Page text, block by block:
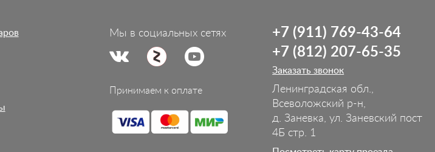
Мы в социальных сетях
Принимаем к оплате
+7 (911) 769-43-64
+7 (812) 207-65-35
Заказать звонок
Ленинградская обл.,
Всеволожский р-н,
д. Заневка, ул. Заневский пост
4Б стр. 1